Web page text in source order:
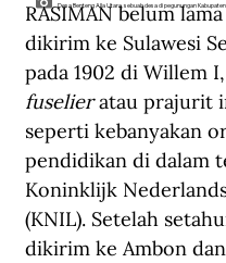
Desa Benteng Alla Utara, sebuah desa di pegunungan
RASIMAN belum
dikirim ke Sulawesi
pada 1902 di Willem
fuselier atau prajurit
seperti kebanyakan
pendidikan di dalam
Koninklijk
(KNIL). Setelah
dikirim ke Ambon